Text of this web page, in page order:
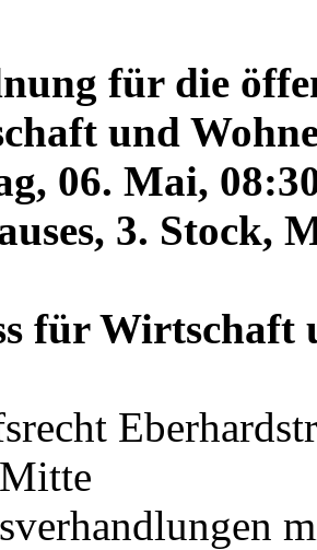
für die
und
06. Mai,
3. Stock,
für Wirtschaft